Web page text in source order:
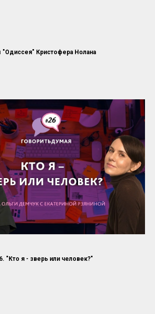
Кристофера Нолана
"Кто я - зверь или человек?"